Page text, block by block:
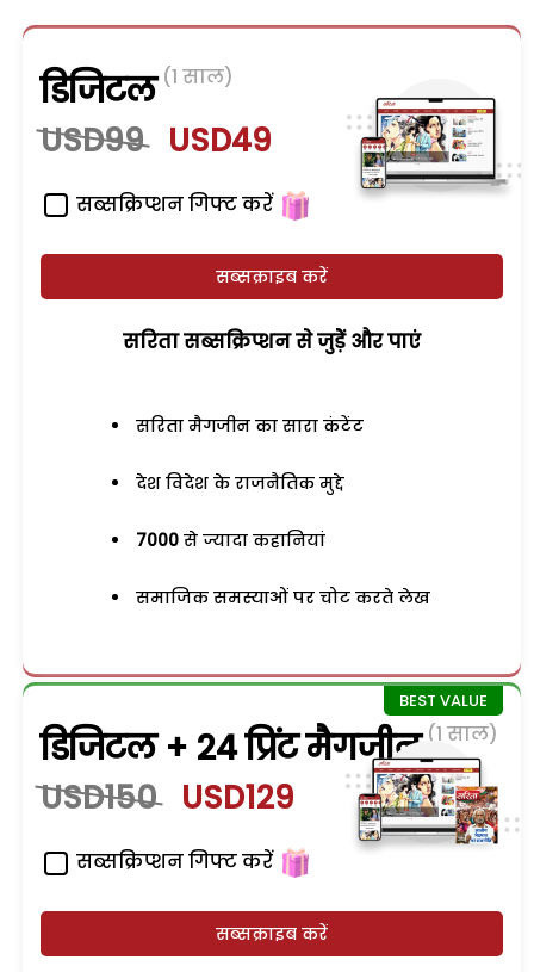
डिजिटल (1 साल)
USD99 USD49
सब्सक्रिप्शन गिफ्ट करें
सब्सक्राइब करें
सरिता सब्सक्रिप्शन से जुड़ेें और पाएं
सरिता मैगजीन का सारा कंटेंट
देश विदेश के राजनैतिक मुद्दे
7000 से ज्यादा कहानियां
समाजिक समस्याओं पर चोट करते लेख
डिजिटल + 24 प्रिंट मैगजीन (1 साल)
USD150 USD129
सब्सक्रिप्शन गिफ्ट करें
सब्सक्राइब करें